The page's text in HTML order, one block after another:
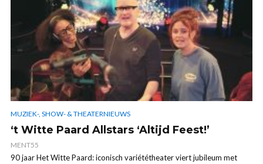
MUZIEK-, SHOW- & THEATERNIEUWS
‘t Witte Paard Allstars ‘Altijd Feest!’
MENT55
90 jaar Het Witte Paard: iconisch variététheater viert jubileum met